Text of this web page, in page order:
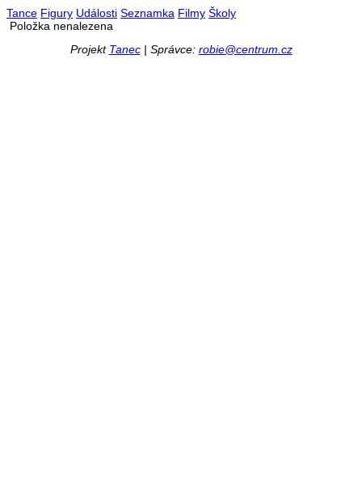
Tance Figury Události Seznamka Filmy Školy
Položka nenalezena
Projekt Tanec| Správce: robie@centrum.cz